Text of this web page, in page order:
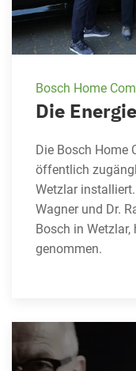
Bosch Home
Die
Die Bosch Home
öffentlich
Wetzlar
Wagner und Dr.
Bosch in
genommen.